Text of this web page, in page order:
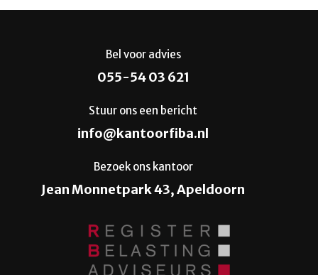
Bel voor advies
055-54 03 621
Stuur ons een bericht
info@kantoorfiba.nl
Bezoek ons kantoor
Jean Monnetpark 43, Apeldoorn